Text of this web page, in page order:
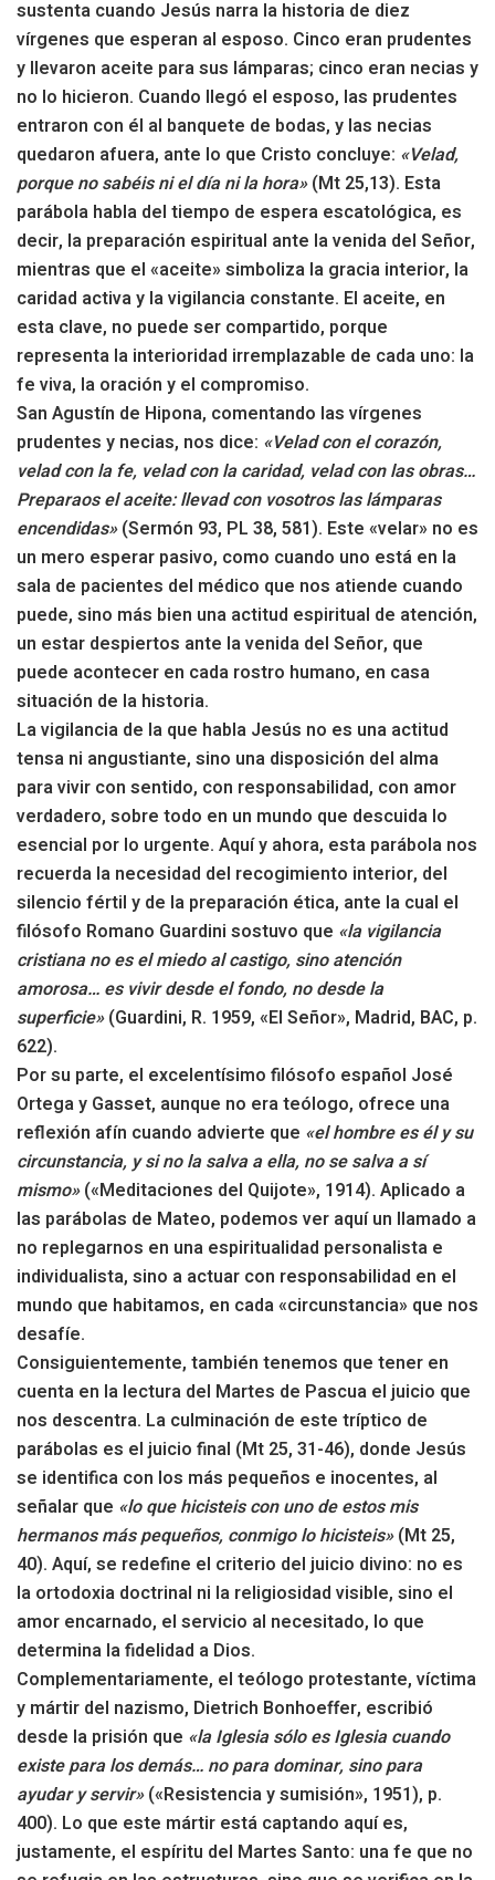
sustenta cuando Jesús narra la historia de diez
vírgenes que esperan al esposo. Cinco eran prudentes
y llevaron aceite para sus lámparas; cinco eran necias y
no lo hicieron. Cuando llegó el esposo, las prudentes
entraron con él al banquete de bodas, y las necias
quedaron afuera, ante lo que Cristo concluye: «Velad,
porque no sabéis ni el día ni la hora»(Mt 25,13). Esta
parábola habla del tiempo de espera escatológica, es
decir, la preparación espiritual ante la venida del Señor,
mientras que el «aceite» simboliza la gracia interior, la
caridad activa y la vigilancia constante. El aceite, en
esta clave, no puede ser compartido, porque
representa la interioridad irremplazable de cada uno: la
fe viva, la oración y el compromiso.
San Agustín de Hipona, comentando las vírgenes
prudentes y necias, nos dice: «Velad con el corazón,
velad con la fe, velad con la caridad, velad con las obras…
Preparaos el aceite: llevad con vosotros las lámparas
encendidas»(Sermón 93, PL 38, 581). Este «velar» no es
un mero esperar pasivo, como cuando uno está en la
sala de pacientes del médico que nos atiende cuando
puede, sino más bien una actitud espiritual de atención,
un estar despiertos ante la venida del Señor, que
puede acontecer en cada rostro humano, en casa
situación de la historia.
La vigilancia de la que habla Jesús no es una actitud
tensa ni angustiante, sino una disposición del alma
para vivir con sentido, con responsabilidad, con amor
verdadero, sobre todo en un mundo que descuida lo
esencial por lo urgente. Aquí y ahora, esta parábola nos
recuerda la necesidad del recogimiento interior, del
silencio fértil y de la preparación ética, ante la cual el
filósofo Romano Guardini sostuvo que «la vigilancia
cristiana no es el miedo al castigo, sino atención
amorosa… es vivir desde el fondo, no desde la
superficie»(Guardini, R. 1959, «El Señor», Madrid, BAC, p.
622).
Por su parte, el excelentísimo filósofo español José
Ortega y Gasset, aunque no era teólogo, ofrece una
reflexión afín cuando advierte que «el hombre es él y su
circunstancia, y si no la salva a ella, no se salva a sí
mismo»(«Meditaciones del Quijote», 1914). Aplicado a
las parábolas de Mateo, podemos ver aquí un llamado a
no replegarnos en una espiritualidad personalista e
individualista, sino a actuar con responsabilidad en el
mundo que habitamos, en cada «circunstancia» que nos
desafíe.
Consiguientemente, también tenemos que tener en
cuenta en la lectura del Martes de Pascua el juicio que
nos descentra. La culminación de este tríptico de
parábolas es el juicio final (Mt 25, 31-46), donde Jesús
se identifica con los más pequeños e inocentes, al
señalar que «lo que hicisteis con uno de estos mis
hermanos más pequeños, conmigo lo hicisteis»(Mt 25,
40). Aquí, se redefine el criterio del juicio divino: no es
la ortodoxia doctrinal ni la religiosidad visible, sino el
amor encarnado, el servicio al necesitado, lo que
determina la fidelidad a Dios.
Complementariamente, el teólogo protestante, víctima
y mártir del nazismo, Dietrich Bonhoeffer, escribió
desde la prisión que «la Iglesia sólo es Iglesia cuando
existe para los demás… no para dominar, sino para
ayudar y servir»(«Resistencia y sumisión», 1951), p.
400). Lo que este mártir está captando aquí es,
justamente, el espíritu del Martes Santo: una fe que no